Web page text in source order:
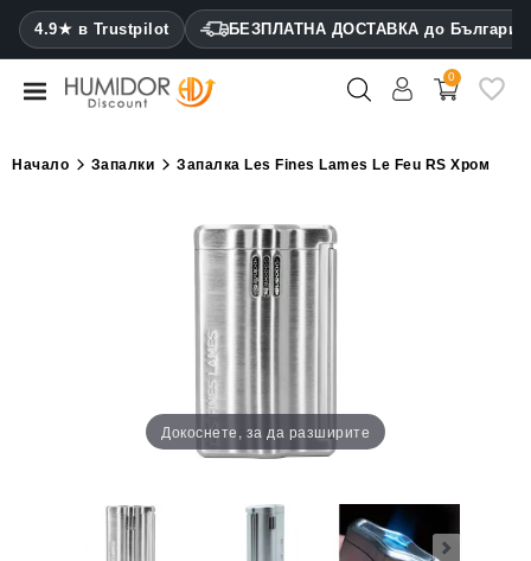
4.9★ в Trustpilot БЕЗПЛАТНА ДОСТАВКА до България
CATEGORY
Хумидори
0
Начало Запалки Запалка Les Fines Lames Le Feu RS Хром
Докоснете, за да разширите